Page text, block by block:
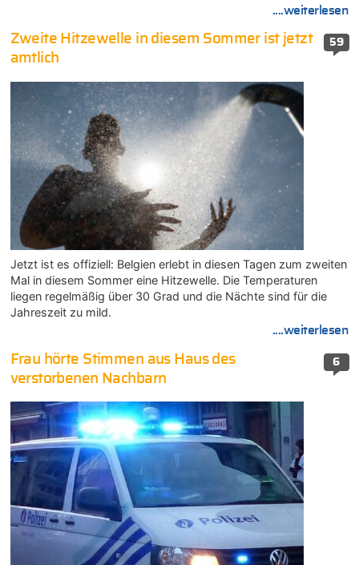
....weiterlesen
59
Zweite Hitzewelle in diesem Sommer ist jetzt
amtlich
Jetzt ist es offiziell: Belgien erlebt in diesen Tagen zum zweiten
Mal in diesem Sommer eine Hitzewelle. Die Temperaturen
liegen regelmäßig über 30 Grad und die Nächte sind für die
Jahreszeit zu mild.
....weiterlesen
6
Frau hörte Stimmen aus Haus des
verstorbenen Nachbarn